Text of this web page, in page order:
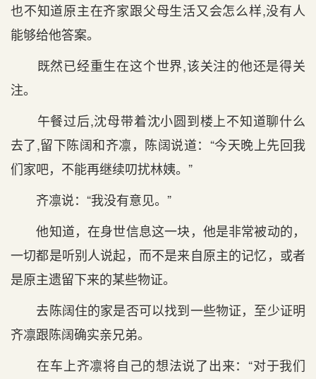
也不知道原主在齐家跟父母生活又会怎么样,没有人
能够给他答案。
既然已经重生在这个世界,该关注的他还是得关
注。
午餐过后,沈母带着沈小圆到楼上不知道聊什么
去了,留下陈阔和齐凛，陈阔说道：“今天晚上先回我
们家吧，不能再继续叨扰林姨。”
齐凛说：“我没有意见。”
他知道，在身世信息这一块，他是非常被动的，
一切都是听别人说起，而不是来自原主的记忆，或者
是原主遗留下来的某些物证。
去陈阔住的家是否可以找到一些物证，至少证明
齐凛跟陈阔确实亲兄弟。
在车上齐凛将自己的想法说了出来：“对于我们